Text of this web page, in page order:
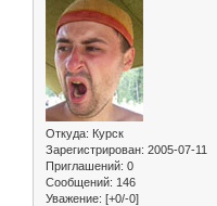
Откуда: Курск
Зарегистрирован: 2005-07-11
Приглашений: 0
Сообщений: 146
Уважение: [+0/-0]